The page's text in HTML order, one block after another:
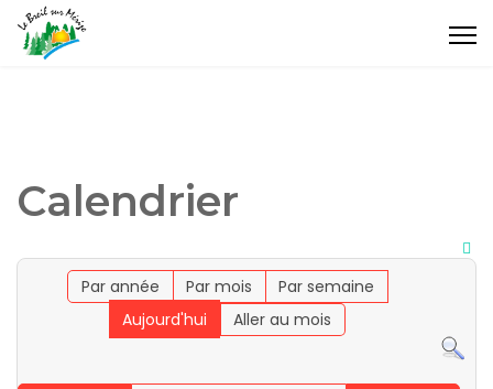
Calendrier
Par année Par mois
Par semaine
Aujourd'hui
Aller au mois